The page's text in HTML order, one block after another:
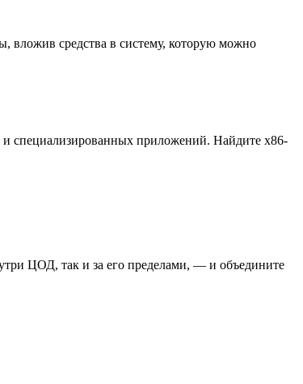
вложив средства в систему, которую можно
и специализированных приложений. Найдите x86-
ЦОД, так и за его пределами, — и объедините